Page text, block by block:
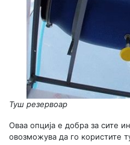
Туш резервоар
Оваа опција е добра за сите
овозможува да го користите